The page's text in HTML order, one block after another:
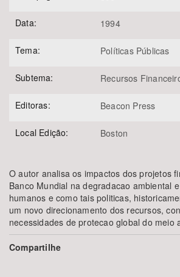
Data: 1994
Tema: Políticas Públicas
Subtema: Recursos
Editoras: Beacon Press
Local Edição: Boston
O autor analisa os impactos dos projetos
Banco Mundial na degradacao ambiental
humanos e como tais politicas,
um novo direcionamento dos recursos,
necessidades de protecao global do meio
Compartilhe